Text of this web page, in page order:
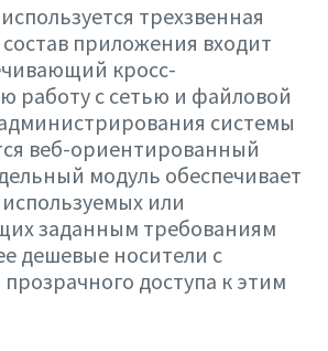
трехзвенная
приложения входит
кросс-
работу с сетью и файловой
системы
веб-ориентированный
модуль обеспечивает
или
заданным требованиям
дешевые носители с
доступа к этим